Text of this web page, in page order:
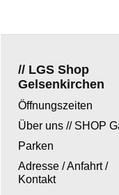
// LGS Shop
Gelsenkirchen
Öffnungszeiten
Über uns // SHOP
Parken
Adresse / Anfahrt /
Kontakt